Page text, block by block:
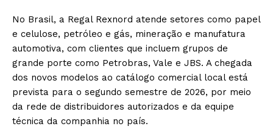
No Brasil, a Regal Rexnord atende setores como papel
e celulose, petróleo e gás, mineração e manufatura
automotiva, com clientes que incluem grupos de
grande porte como Petrobras, Vale e JBS. A chegada
dos novos modelos ao catálogo comercial local está
prevista para o segundo semestre de 2026, por meio
da rede de distribuidores autorizados e da equipe
técnica da companhia no país.